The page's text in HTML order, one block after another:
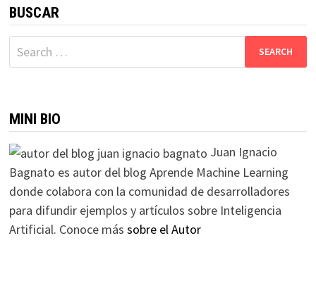
BUSCAR
Search
for:
MINI BIO
Juan Ignacio
Bagnato es autor del blog Aprende Machine Learning
donde colabora con la comunidad de desarrolladores
para difundir ejemplos y artículos sobre Inteligencia
Artificial. Conoce más sobre el Autor